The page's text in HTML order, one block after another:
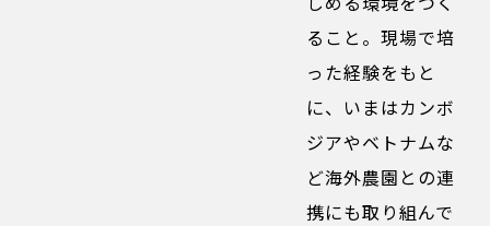
ること。現場で培
った経験をもと
に、いまはカンボ
ジアやベトナムな
ど海外農園との連
携にも取り組んで